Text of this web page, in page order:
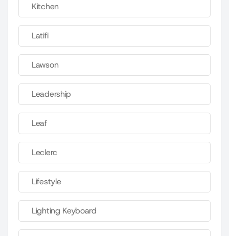
Kitchen
Latifi
Lawson
Leadership
Leaf
Leclerc
Lifestyle
Lighting Keyboard